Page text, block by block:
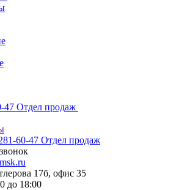
47 Отдел продаж
60-47 Отдел продаж
17б, офис 35
до 18:00